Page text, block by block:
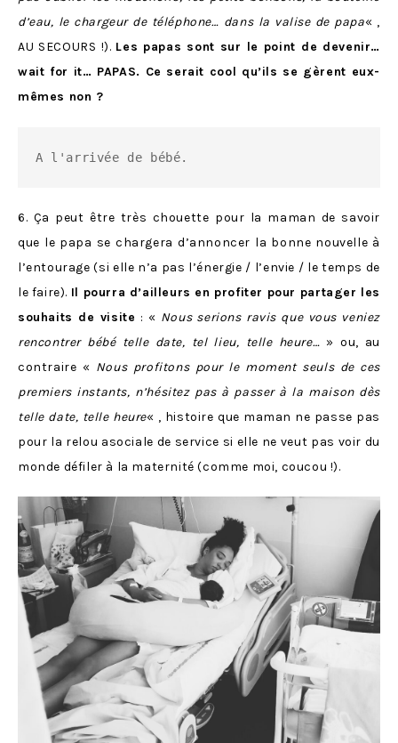
d’eau, le chargeur de téléphone… dans la valise de papa« ,
AU SECOURS !). Les papas sont sur le point de devenir…
wait for it… PAPAS. Ce serait cool qu’ils se gèrent eux-
mêmes non ?
A l'arrivée de bébé.
6. Ça peut être très chouette pour la maman de savoir
que le papa se chargera d’annoncer la bonne nouvelle à
l’entourage (si elle n’a pas l’énergie / l’envie / le temps de
le faire). Il pourra d’ailleurs en profiter pour partager les
souhaits de visite : « Nous serions ravis que vous veniez
rencontrer bébé telle date, tel lieu, telle heure… » ou, au
contraire « Nous profitons pour le moment seuls de ces
premiers instants, n’hésitez pas à passer à la maison dès
telle date, telle heure« , histoire que maman ne passe pas
pour la relou asociale de service si elle ne veut pas voir du
monde défiler à la maternité (comme moi, coucou !).